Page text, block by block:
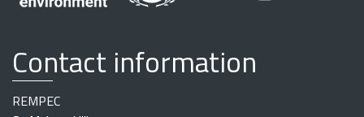
Contact information
REMPEC